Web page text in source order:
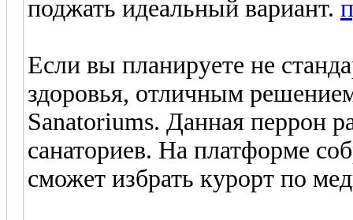
поджать идеальный вариант.
Если вы планируете не
здоровья, отличным
Sanatoriums. Данная перрон
санаториев. На платформе
сможет избрать курорт по